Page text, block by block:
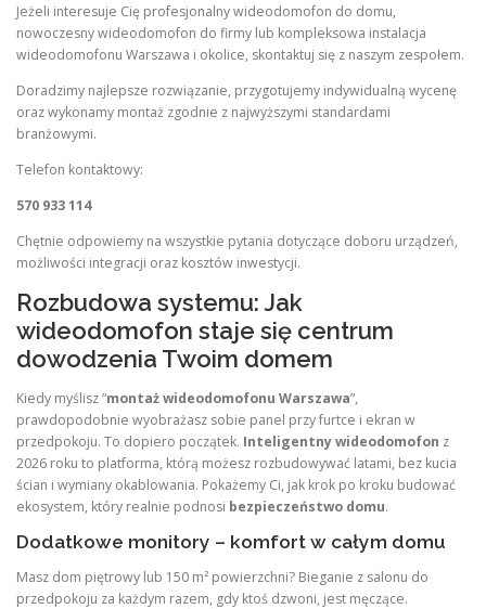
Jeżeli interesuje Cię profesjonalny wideodomofon do domu,
nowoczesny wideodomofon do firmy lub kompleksowa instalacja
wideodomofonu Warszawa i okolice, skontaktuj się z naszym zespołem.
Doradzimy najlepsze rozwiązanie, przygotujemy indywidualną wycenę
oraz wykonamy montaż zgodnie z najwyższymi standardami
branżowymi.
Telefon kontaktowy:
570 933 114
Chętnie odpowiemy na wszystkie pytania dotyczące doboru urządzeń,
możliwości integracji oraz kosztów inwestycji.
Rozbudowa systemu: Jak
wideodomofon staje się centrum
dowodzenia Twoim domem
Kiedy myślisz “montaż wideodomofonu Warszawa”,
prawdopodobnie wyobrażasz sobie panel przy furtce i ekran w
przedpokoju. To dopiero początek. Inteligentny wideodomofon z
2026 roku to platforma, którą możesz rozbudowywać latami, bez kucia
ścian i wymiany okablowania. Pokażemy Ci, jak krok po kroku budować
ekosystem, który realnie podnosi bezpieczeństwo domu.
Dodatkowe monitory – komfort w całym domu
Masz dom piętrowy lub 150 m² powierzchni? Bieganie z salonu do
przedpokoju za każdym razem, gdy ktoś dzwoni, jest męczące.